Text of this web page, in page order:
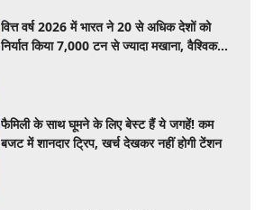
वित्त वर्ष 2026 में भारत ने 20 से अधिक देशों को
निर्यात किया 7,000 टन से ज्यादा मखाना, वैश्विक
फैमिली के साथ घूमने के लिए बेस्ट हैं ये जगहें! कम
बजट में शानदार ट्रिप, खर्च देखकर नहीं होगी टेंशन